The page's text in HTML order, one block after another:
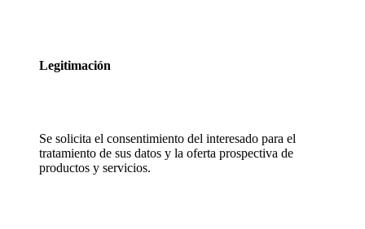
Legitimación
Se solicita el consentimiento del interesado para el
tratamiento de sus datos y la oferta prospectiva de
productos y servicios.